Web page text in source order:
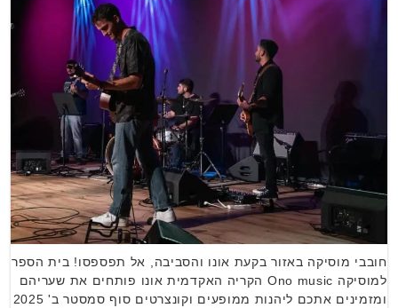
חובבי מוסיקה באזור בקעת אונו והסביבה, אל תפספסו! בית הספר
למוסיקה Ono music הקריה האקדמית אונו פותחים את שעריהם
ומזמינים אתכם ליהנות ממופעים וקונצרטים סוף סמסטר ב' 2025